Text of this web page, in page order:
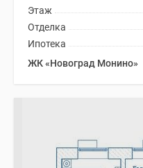
Этаж
Отделка
Ипотека
ЖК «Новоград Монино»